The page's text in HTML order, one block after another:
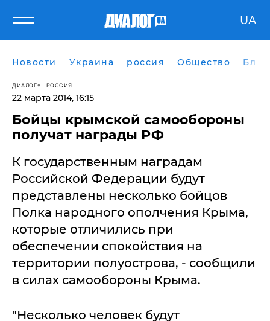
UA
Новости Украина россия Общество
ДИАЛОГ РОССИЯ
22 марта 2014, 16:15
Бойцы крымской самообороны
получат награды РФ
К государственным наградам
Российской Федерации будут
представлены несколько бойцов
Полка народного ополчения Крыма,
которые отличились при
обеспечении спокойствия на
территории полуострова, - сообщили
в силах самообороны Крыма.
"Несколько человек будут